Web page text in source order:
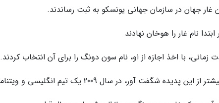
غار جهان در سازمان جهانی یونسکو به ثبت رساندند.
نام غار را هوخان نهادند
با اخذ اجازه از او، نام سون دونگ را برای آن انتخاب کردند.
آور، در سال 2009 یک تیم انگلیسی و ویتنامی راهی منطقه شدند؛